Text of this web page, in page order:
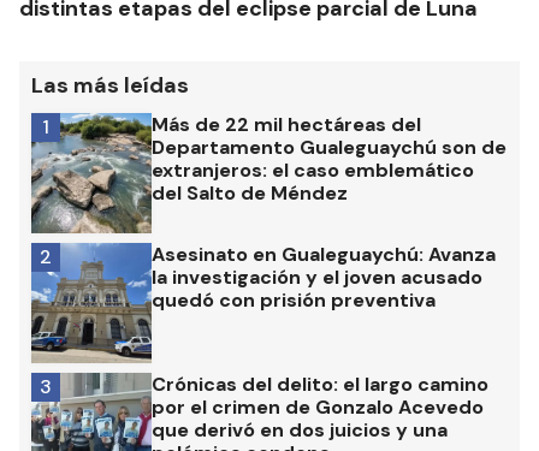
A diferencia de los eclipses solares, que requieren
eclipse lunar de septiembre será visible a simple
vista. Durante este evento,
oscurecerse de manera gradual a medida que
la sombra de la Tierra la cubra parcialmente.La
porción del satélite que permanecerá en la
penumbra ofrecerá distintas formas y
tonalidades a lo largo de la noche.
Según explican especialistas de la NASA, habrá
distintas etapas del eclipse parcial de Luna
Las más leídas
Más de 22 mil hectáreas del
1